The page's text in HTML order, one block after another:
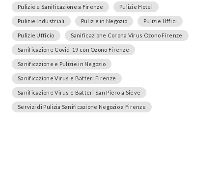
Pulizie e Sanificazione a Firenze Pulizie Hotel
Pulizie Industriali Pulizie in Negozio Pulizie Uffici
Pulizie Ufficio Sanificazione Corona Virus Ozono Firenze
Sanificazione Covid-19 con Ozono Firenze
Sanificazione e Pulizie in Negozio
Sanificazione Virus e Batteri Firenze
Sanificazione Virus e Batteri San Piero a Sieve
Servizi di Pulizia Sanificazione Negozio a Firenze